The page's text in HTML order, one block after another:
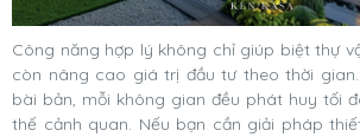
Công năng hợp lý không chỉ giúp biệt thự
còn nâng cao giá trị đầu tư theo thời
bài bản, mỗi không gian đều phát huy tối
thế cảnh quan. Nếu bạn cần giải pháp